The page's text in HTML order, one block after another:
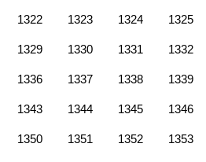
1322 1323 1324 1325
1329 1330 1331 1332
1336 1337 1338 1339
1343 1344 1345 1346
1350 1351 1352 1353